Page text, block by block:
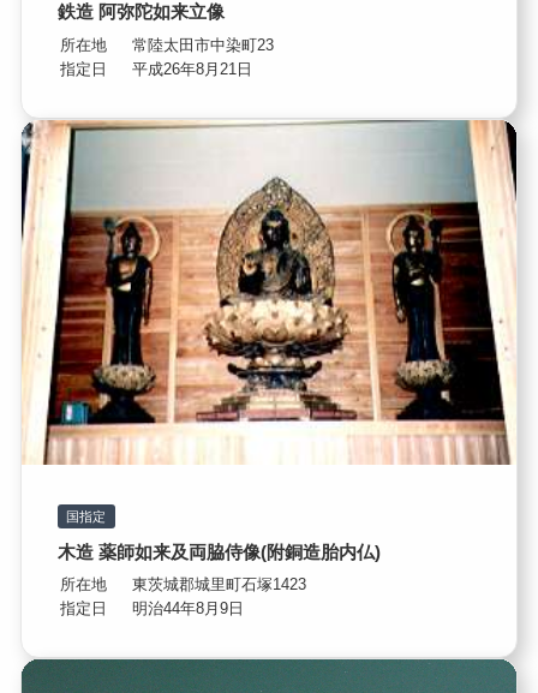
鉄造 阿弥陀如来立像
所在地
常陸太田市中染町23
指定日
平成26年8月21日
国指定
木造 薬師如来及両脇侍像(附銅造胎内仏)
所在地
東茨城郡城里町石塚1423
指定日
明治44年8月9日